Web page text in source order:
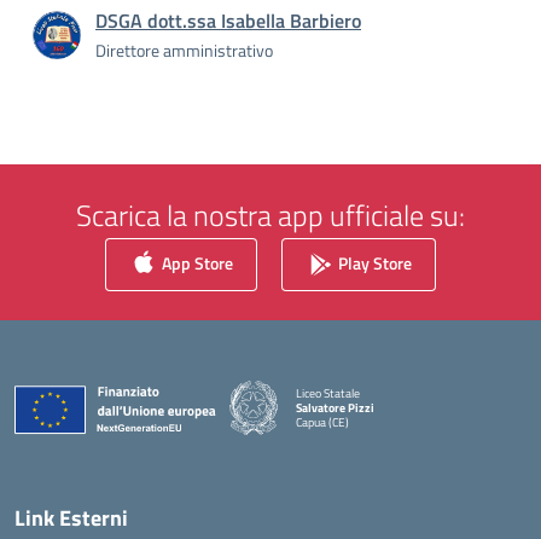
DSGA dott.ssa Isabella Barbiero
Direttore amministrativo
Scarica la nostra app ufficiale su:
App Store Play Store
Liceo Statale
Salvatore Pizzi
Capua (CE)
— Visita la pagina iniziale della scuola
Link Esterni